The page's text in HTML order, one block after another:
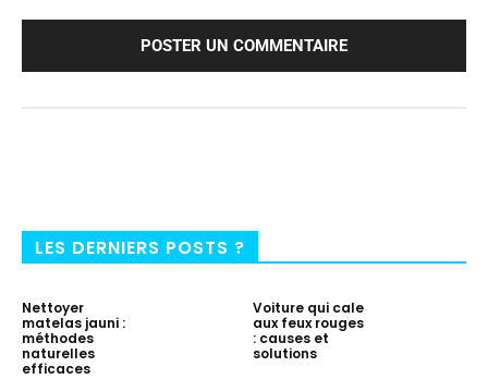
LES DERNIERS POSTS ?
Nettoyer
matelas jauni :
méthodes
naturelles
efficaces
Voiture qui cale
aux feux rouges
: causes et
solutions